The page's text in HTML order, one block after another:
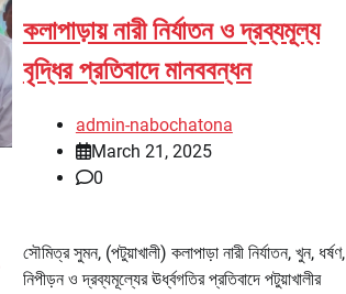
কলাপাড়ায় নারী নির্যাতন ও দ্রব্যমূল্য
বৃদ্ধির প্রতিবাদে মানববন্ধন
admin-nabochatona
March 21, 2025
0
সৌমিত্র সুমন, (পটুয়াখালী) কলাপাড়া নারী নির্যাতন, খুন, ধর্ষণ,
নিপীড়ন ও দ্রব্যমূল্যের ঊর্ধ্বগতির প্রতিবাদে পটুয়াখালীর